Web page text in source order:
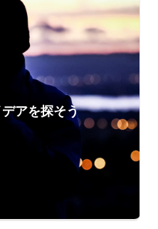
アを探そう